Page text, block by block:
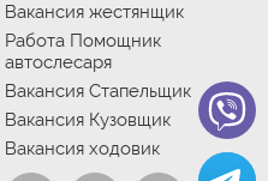
Вакансия жестянщик
Работа Помощник
автослесаря
Вакансия Стапельщик
Вакансия Кузовщик
Вакансия ходовик